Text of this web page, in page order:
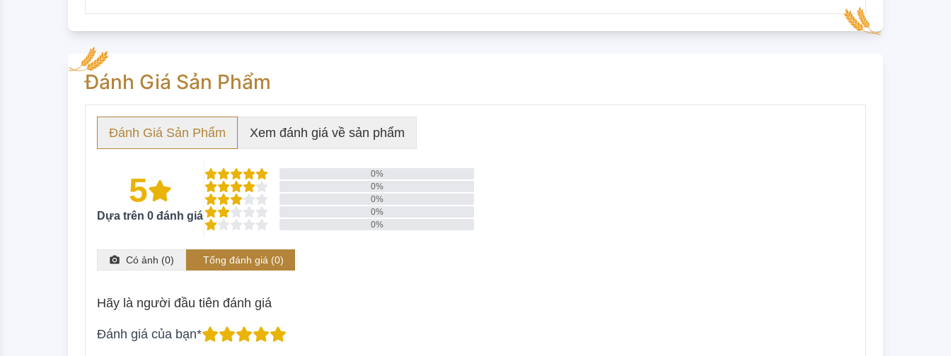
Đánh Giá Sản Phẩm
Đánh Giá Sản Phẩm Xem đánh giá về sản phẩm
5
Dựa trên 0 đánh giá
0%
0%
0%
0%
0%
Có ảnh (0) Tổng đánh giá (0)
Hãy là người đầu tiên đánh giá
Đánh giá của bạn*